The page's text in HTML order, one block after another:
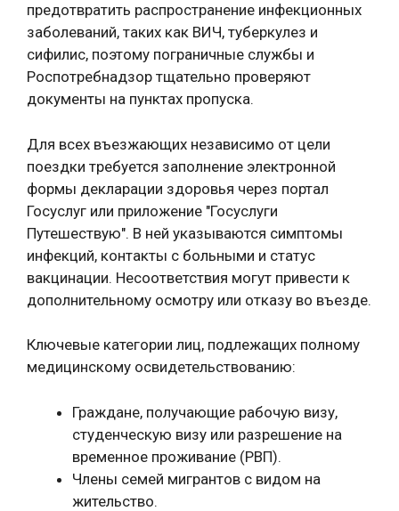
предотвратить распространение инфекционных
заболеваний, таких как ВИЧ, туберкулез и
сифилис, поэтому пограничные службы и
Роспотребнадзор тщательно проверяют
документы на пунктах пропуска.
Для всех въезжающих независимо от цели
поездки требуется заполнение электронной
формы декларации здоровья через портал
Госуслуг или приложение "Госуслуги
Путешествую". В ней указываются симптомы
инфекций, контакты с больными и статус
вакцинации. Несоответствия могут привести к
дополнительному осмотру или отказу во въезде.
Ключевые категории лиц, подлежащих полному
медицинскому освидетельствованию:
Граждане, получающие рабочую визу,
студенческую визу или разрешение на
временное проживание (РВП).
Члены семей мигрантов с видом на
жительство.